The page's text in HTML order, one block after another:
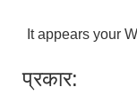
It appears your
प्रकार: